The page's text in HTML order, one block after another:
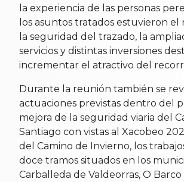
la experiencia de las personas
los asuntos tratados estuvieron
la seguridad del trazado, la
servicios y distintas inversiones
incrementar el atractivo del
Durante la reunión también se
actuaciones previstas dentro del
mejora de la seguridad viaria del
Santiago con vistas al Xacobeo
del Camino de Invierno, los
doce tramos situados en los
Carballeda de Valdeorras, O Barco